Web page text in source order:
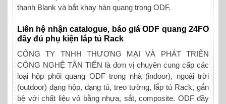
thanh Blank và bắt khay hàn quang trong ODF.
Liên hệ nhận catalogue, báo giá ODF quang 24FO
đầy đủ phụ kiện lắp tủ Rack
CÔNG TY TNHH THƯƠNG MẠI VÀ PHÁT TRIỂN
CÔNG NGHỆ TÂN TIẾN là đơn vị chuyên cung cấp các
loại hộp phối quang ODF trong nhà (indoor), ngoài trời
(outdoor) dạng hộp, dạng tủ, treo tường, lắp tủ Rack, gắn
bệ với chất liệu vỏ bằng nhựa, sắt, composite. ODF đầy